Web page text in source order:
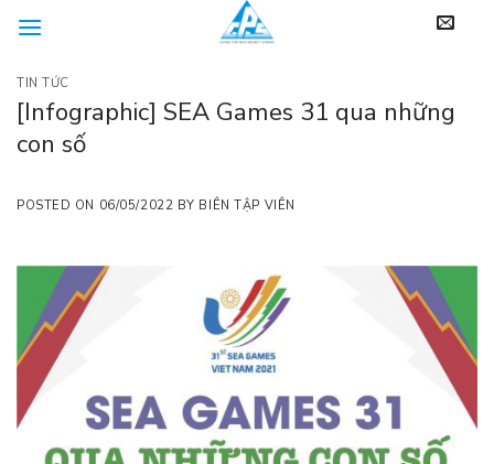
TIN TỨC
[Infographic] SEA Games 31 qua những
con số
POSTED ON 06/05/2022 BY BIÊN TẬP VIÊN